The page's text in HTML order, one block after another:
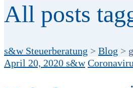
All posts
s&w Steuerberatung > Blog >
April 20, 2020 s&w